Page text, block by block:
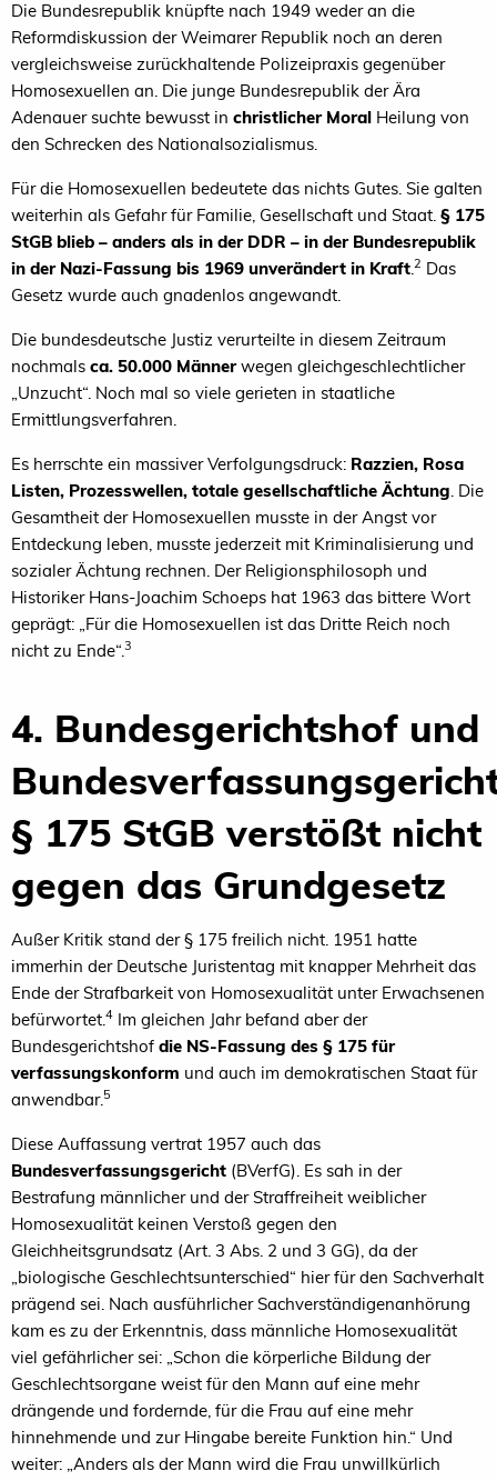
Die Bundesrepublik knüpfte nach 1949 weder an die
Reformdiskussion der Weimarer Republik noch an deren
vergleichsweise zurückhaltende Polizeipraxis gegenüber
Homosexuellen an. Die junge Bundesrepublik der Ära
Adenauer suchte bewusst in christlicher Moral Heilung von
den Schrecken des Nationalsozialismus.
Für die Homosexuellen bedeutete das nichts Gutes. Sie galten
weiterhin als Gefahr für Familie, Gesellschaft und Staat. § 175
StGB blieb – anders als in der DDR – in der Bundesrepublik
in der Nazi-Fassung bis 1969 unverändert in Kraft.2 Das
Gesetz wurde auch gnadenlos angewandt.
Die bundesdeutsche Justiz verurteilte in diesem Zeitraum
nochmals ca. 50.000 Männerwegen gleichgeschlechtlicher
„Unzucht“. Noch mal so viele gerieten in staatliche
Ermittlungsverfahren.
Es herrschte ein massiver Verfolgungsdruck: Razzien, Rosa
Listen, Prozesswellen, totale gesellschaftliche Ächtung. Die
Gesamtheit der Homosexuellen musste in der Angst vor
Entdeckung leben, musste jederzeit mit Kriminalisierung und
sozialer Ächtung rechnen. Der Religionsphilosoph und
Historiker Hans-Joachim Schoeps hat 1963 das bittere Wort
geprägt: „Für die Homosexuellen ist das Dritte Reich noch
nicht zu Ende“.3
4. Bundesgerichtshof und
§ 175 StGB verstößt nicht
gegen das Grundgesetz
Außer Kritik stand der § 175 freilich nicht. 1951 hatte
immerhin der Deutsche Juristentag mit knapper Mehrheit das
Ende der Strafbarkeit von Homosexualität unter Erwachsenen
befürwortet. 4 Im gleichen Jahr befand aber der
Bundesgerichtshof die NS-Fassung des § 175 für
verfassungskonform und auch im demokratischen Staat für
anwendbar. 5
Diese Auffassung vertrat 1957 auch das
Bundesverfassungsgericht (BVerfG). Es sah in der
Bestrafung männlicher und der Straffreiheit weiblicher
Homosexualität keinen Verstoß gegen den
Gleichheitsgrundsatz (Art. 3 Abs. 2 und 3 GG), da der
„biologische Geschlechtsunterschied“ hier für den Sachverhalt
prägend sei. Nach ausführlicher Sachverständigenanhörung
kam es zu der Erkenntnis, dass männliche Homosexualität
viel gefährlicher sei: „Schon die körperliche Bildung der
Geschlechtsorgane weist für den Mann auf eine mehr
drängende und fordernde, für die Frau auf eine mehr
hinnehmende und zur Hingabe bereite Funktion hin.“ Und
weiter: „Anders als der Mann wird die Frau unwillkürlich